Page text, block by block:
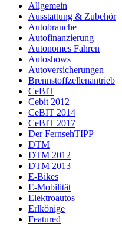
Allgemein
Ausstattung & Zubehör
Autobranche
Autofinanzierung
Autonomes Fahren
Autoshows
Autoversicherungen
Brennstoffzellenantrieb
CeBIT
Cebit 2012
CeBIT 2014
CeBIT 2017
Der FernsehTIPP
DTM
DTM 2012
DTM 2013
E-Bikes
E-Mobilität
Elektroautos
Erlkönige
Featured